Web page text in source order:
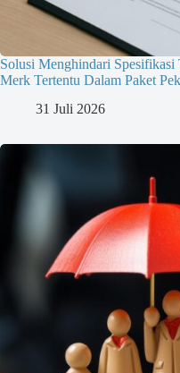
Solusi Menghindari Spesifikasi
Merk Tertentu Dalam Paket
31 Juli 2026